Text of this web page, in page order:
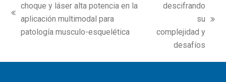
previous
post:
choque y láser alta potencia en la
aplicación multimodal para
patología musculo-esquelética
post:
descifrando
su
complejidad y
desafíos